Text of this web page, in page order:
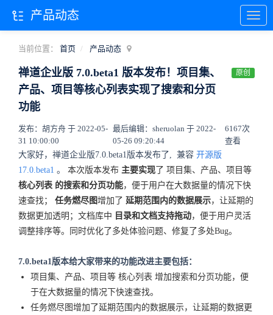
当前位置： 首页 产品动态
禅道企业版 7.0.beta1 版本发布！项目集、
产品、项目等核心列表实现了搜索和分页
功能
原创
发布：胡方舟 于 2022-05-
31 10:00:00
最后编辑：sheruolan 于 2022-
05-26 09:20:44
6167次
查看
大家好，禅道企业版7.0.beta1版本发布了, 兼容 开源版
17.0.beta1 。 本次版本发布 主要实现 了 项目集、产品、项目等
核心列表 的搜索和分页功能，便于用户在大数据量的情况下快
速查找； 任务燃尽图增加了 延期范围内的数据展示，让延期的
数据更加透明；文档库中 目录和文档支持拖动，便于用户灵活
调整排序等。同时优化了多处体验问题、修复了多处Bug。
7.0.beta1版本给大家带来的功能改进主要包括：
项目集、产品、项目等 核心列表 增加搜索和分页功能，便
于在大数据量的情况下快速查找。
任务燃尽图增加了延期范围内的数据展示，让延期的数据更
产品动态